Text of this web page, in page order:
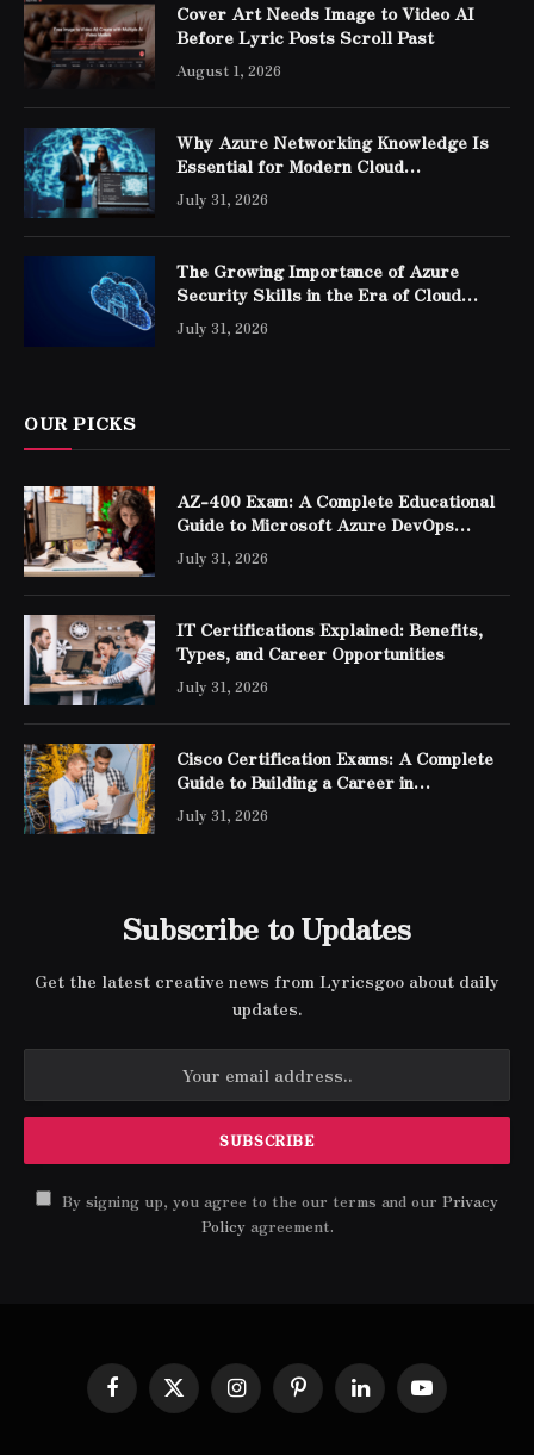
Cover Art Needs Image to Video AI
Before Lyric Posts Scroll Past
August 1, 2026
Why Azure Networking Knowledge Is
Essential for Modern Cloud
Professionals
July 31, 2026
The Growing Importance of Azure
Security Skills in the Era of Cloud
Computing
July 31, 2026
OUR PICKS
AZ-400 Exam: A Complete Educational
Guide to Microsoft Azure DevOps
Engineer Expert Certification
July 31, 2026
IT Certifications Explained: Benefits,
Types, and Career Opportunities
July 31, 2026
Cisco Certification Exams: A Complete
Guide to Building a Career in
Networking
July 31, 2026
Subscribe to Updates
Get the latest creative news from Lyricsgoo about daily
updates.
By signing up, you agree to the our terms and our Privacy
Policyagreement.
Facebook
X
(Twitter)
InstagramPinterestLinkedInYouTube